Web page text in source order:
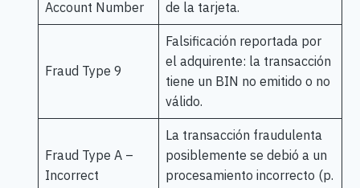
Account Number
de la tarjeta.
Fraud Type 9
Falsificación reportada por
el adquirente: la transacción
tiene un BIN no emitido o no
válido.
Fraud Type A –
Incorrect
La transacción fraudulenta
posiblemente se debió a un
procesamiento incorrecto (p.